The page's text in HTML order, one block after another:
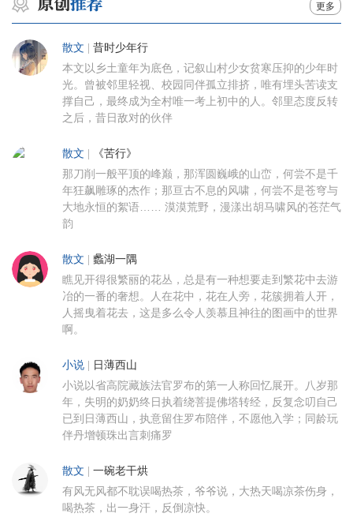
更多
散文 昔时少年行
本文以乡土童年为底色，记叙山村少女贫寒压抑的少年时
光。曾被邻里轻视、校园同伴孤立排挤，唯有埋头苦读支
撑自己，最终成为全村唯一考上初中的人。邻里态度反转
之后，昔日敌对的伙伴
散文 《苦行》
那刀削一般平顶的峰巅，那浑圆巍峨的山峦，何尝不是千
年狂飙雕琢的杰作；那亘古不息的风啸，何尝不是苍穹与
大地永恒的絮语…… 漠漠荒野，漫漾出胡马啸风的苍茫气
韵
散文 蠡湖一隅
瞧见开得很繁丽的花丛，总是有一种想要走到繁花中去游
冶的一番的奢想。人在花中，花在人旁，花簇拥着人开，
人摇曳着花去，这是多么令人羡慕且神往的图画中的世界
啊。
小说 日薄西山
小说以省高院藏族法官罗布的第一人称回忆展开。八岁那
年，失明的奶奶终日执着绕菩提佛塔转经，反复念叨自己
已到日薄西山，执意留住罗布陪伴，不愿他入学；同龄玩
伴丹增顿珠出言刺痛罗
散文 一碗老干烘
有风无风都不耽误喝热茶，爷爷说，大热天喝凉茶伤身，
喝热茶，出一身汗，反倒凉快。